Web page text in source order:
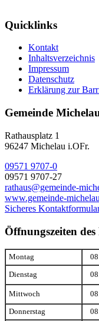
Quicklinks
Kontakt
Inhaltsverzeichnis
Impressum
Datenschutz
Erklärung zur
Gemeinde
Rathausplatz 1
96247 Michelau i.OFr.
09571 9707-0
09571 9707-27
rathaus@gemeinde-
www.gemeinde-
Sicheres
Öffnungszeiten des
Montag
Dienstag
Mittwoch
Donnerstag